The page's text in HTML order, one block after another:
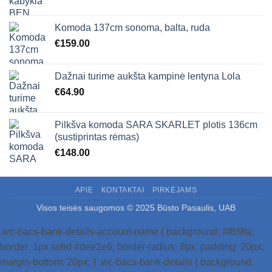
Komoda 137cm sonoma, balta, ruda
€159.00
Dažnai turime aukšta kampinė lentyna Lola
€64.90
Pilkšva komoda SARA SKARLET plotis 136cm
(sustiprintas rėmas)
€148.00
APIE KONTAKTAI PIRKĖJAMS
Visos teisės saugomos © 2025 Būsto Pasaulis, UAB
.wc-bacs-bank-details-account-name { background: #f8f9fa;
border: 1px solid #dee2e6; border-radius: 8px; padding: 20px;
margin-bottom: 20px; } .wc-bacs-bank-details { background: